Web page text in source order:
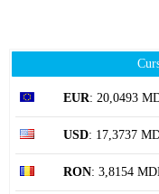
EUR: 20,0493
USD: 17,3737
RON: 3,8154